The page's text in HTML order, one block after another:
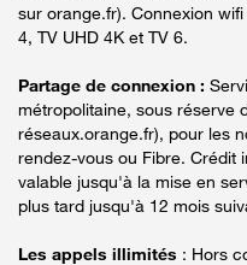
sur orange.fr). Connexion
4, TV UHD 4K et TV 6.
Partage de connexion :
métropolitaine, sous réserve
réseaux.orange.fr), pour les
rendez-vous ou Fibre. Crédit
valable jusqu'à la mise en
plus tard jusqu'à 12 mois
Les appels illimités : Hors